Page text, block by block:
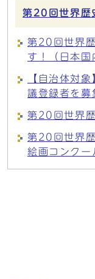
第20回世界歴
第20回世界
す！（日本国
【自治体対
議登録者を募
第20回世界
第20回世界
絵画コンクー